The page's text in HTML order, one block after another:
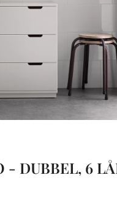
- DUBBEL, 6